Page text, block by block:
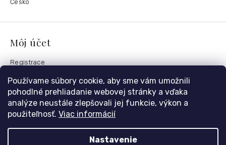
Používame súbory cookie, aby sme vám umožnili
pohodlné prehliadanie webovej stránky a vďaka
analýze neustále zlepšovali jej funkcie, výkon a
použiteľnosť. Viac informácií
Nastavenie
Česko
Môj účet
Registrace
Přihlášení
Historie objednávek
Kontaktujte nás